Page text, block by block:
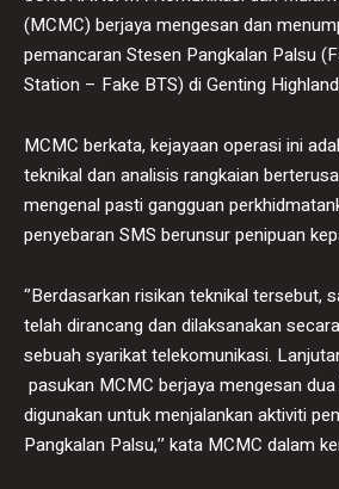
(MCMC) berjaya mengesan dan
pemancaran Stesen Pangkalan Palsu
Station – Fake BTS) di Genting
MCMC berkata, kejayaan operasi ini
teknikal dan analisis rangkaian
mengenal pasti gangguan
penyebaran SMS berunsur penipuan
‘’Berdasarkan risikan teknikal tersebut,
telah dirancang dan dilaksanakan
sebuah syarikat telekomunikasi.
pasukan MCMC berjaya mengesan
digunakan untuk menjalankan aktiviti
Pangkalan Palsu,’’ kata MCMC dalam